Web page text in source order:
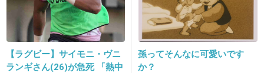
+133
25. 匿名2026/07/07(火) 22:23:57
【ラグビー】サイモニ・ヴニ
ランギさん(26)が急死 「熱中
孫ってそんなに可愛いです
か？